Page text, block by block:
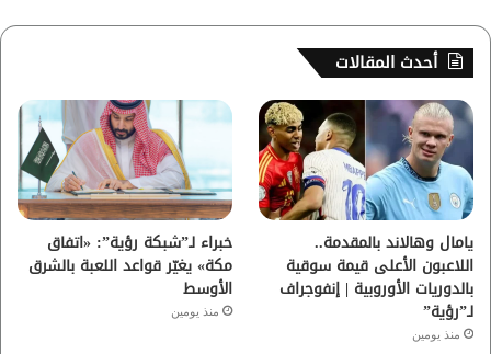
س
ب
و
ك
ي
ب
ت
ق
ر
ا
م
أحدث المقالات
يامال وهالاند بالمقدمة..
اللاعبون الأعلى قيمة سوقية
بالدوريات الأوروبية | إنفوجراف
لـ”رؤية”
منذ يومين
خبراء لـ”شبكة رؤية”: «اتفاق
مكة» يغيّر قواعد اللعبة بالشرق
الأوسط
منذ يومين